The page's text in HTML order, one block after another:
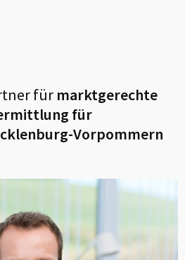
fürmarktgerechte
für
Vorpommern